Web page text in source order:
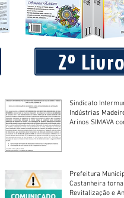
equipamentos de
2º
Sindicato
Indústrias
Arinos SIMAVA convoca à
Prefeitura
Castanheira
Revitalização e